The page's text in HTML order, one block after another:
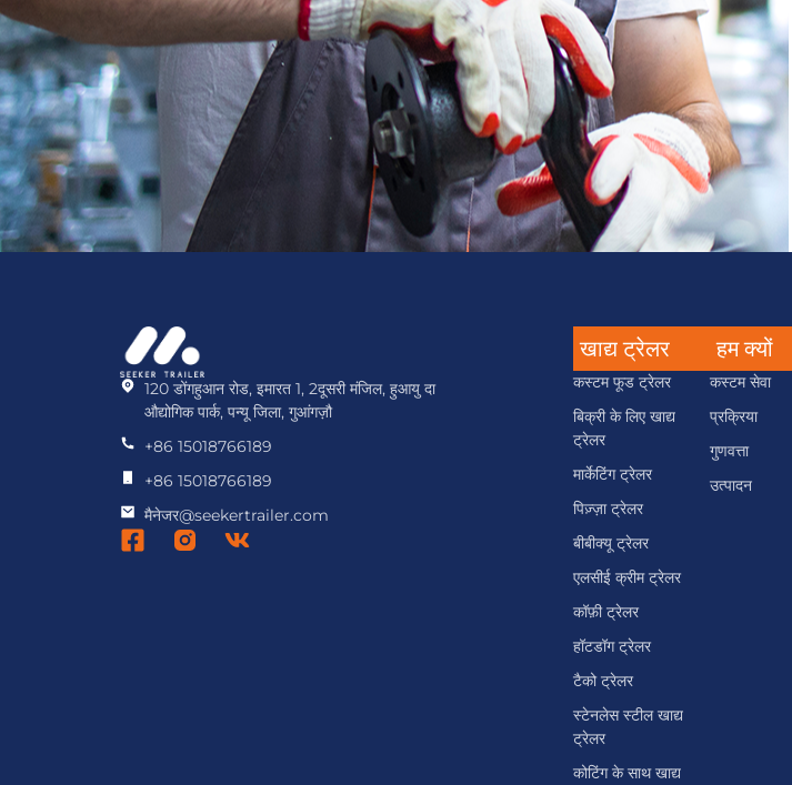
120 डोंगहुआन रोड, इमारत 1, 2दूसरी मंजिल, हुआयु दा
औद्योगिक पार्क, पन्यू जिला, गुआंगज़ौ
+86 15018766189
+86 15018766189
मैनेजर@seekertrailer.com
खाद्य ट्रेलर
कस्टम फूड ट्रेलर
बिक्री के लिए खाद्य
ट्रेलर
मार्केटिंग ट्रेलर
पिज़्ज़ा ट्रेलर
बीबीक्यू ट्रेलर
एलसीई क्रीम ट्रेलर
कॉफ़ी ट्रेलर
हॉटडॉग ट्रेलर
टैको ट्रेलर
स्टेनलेस स्टील खाद्य
ट्रेलर
कोटिंग के साथ खाद्य
हम क्यों
कस्टम सेवा
प्रक्रिया
गुणवत्ता
उत्पादन